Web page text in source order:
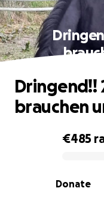
0% complete
€485
Donate
Dringend!!
brauchen